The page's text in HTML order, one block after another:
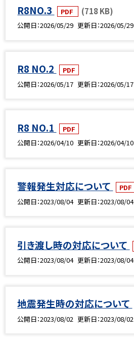
R8NO.3 PDF (718 KB)
公開日 2026/05/29 更新日 2026/05/29
R8 NO.2
PDF
公開日 2026/05/17 更新日 2026/05/17
R8 NO.1
PDF
公開日 2026/04/10 更新日 2026/04/10
警報発生対応について
PDF
公開日 2023/08/04 更新日 2023/08/04
引き渡し時の対応について
公開日 2023/08/04 更新日 2023/08/04
地震発生時の対応について
公開日 2023/08/02 更新日 2023/08/02